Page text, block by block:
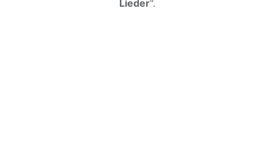
Lieder".